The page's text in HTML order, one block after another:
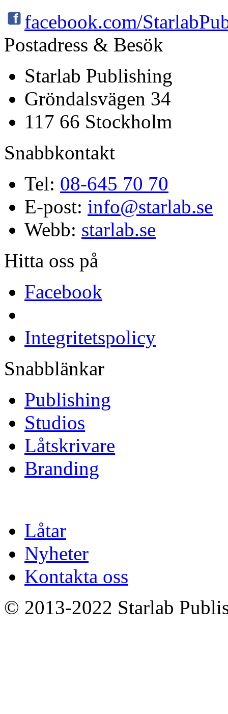
facebook.com/
Postadress & Besök
Starlab Publishing
Gröndalsvägen 34
117 66 Stockholm
Snabbkontakt
Tel: 08-645 70 70
E-post: info@starlab.se
Webb: starlab.se
Hitta oss på
Facebook
Integritetspolicy
Snabblänkar
Publishing
Studios
Låtskrivare
Branding
Låtar
Nyheter
Kontakta oss
© 2013-2022 Starlab